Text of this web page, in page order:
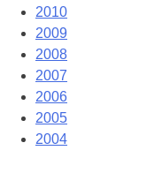
2010
2009
2008
2007
2006
2005
2004